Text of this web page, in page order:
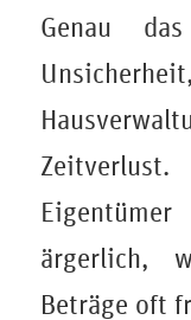
Genau
ärgerlich,
Beträge oft